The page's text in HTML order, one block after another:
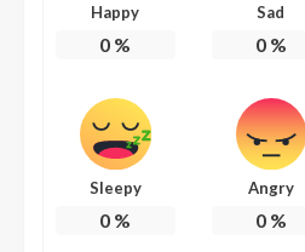
Happy
0 %
Sad
0%
Sleepy
0 %
Angry
0%